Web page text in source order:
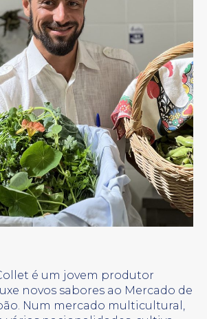
é um jovem produtor
novos sabores ao Mercado de
Num mercado multicultural,